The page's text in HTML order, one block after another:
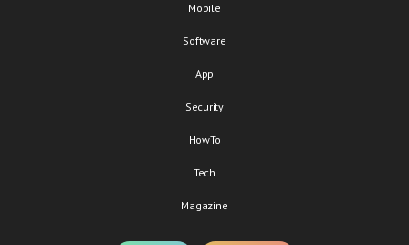
Mobile
Software
App
Security
HowTo
Tech
Magazine